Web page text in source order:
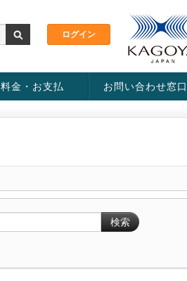
料金・お支払 お問い合わせ窓口
検索